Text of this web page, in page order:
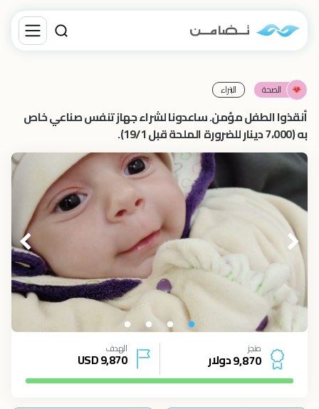
الصحة البتراء
أنقذوا الطفل مؤمن. ساعدونا لشراء جهاز تنفس صناعي خاص
به (7،000 دينار للضرورة الملحة قبل 19/1).
منجز
9,870 دولار
الهدف
9,870
USD